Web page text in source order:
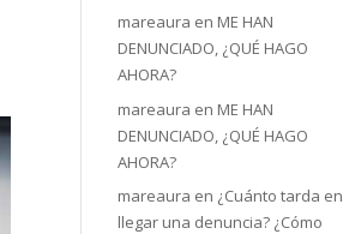
mareaura en ME HAN
DENUNCIADO, ¿QUÉ HAGO
AHORA?
mareaura en ME HAN
DENUNCIADO, ¿QUÉ HAGO
AHORA?
mareaura en ¿Cuánto tarda en
llegar una denuncia? ¿Cómo